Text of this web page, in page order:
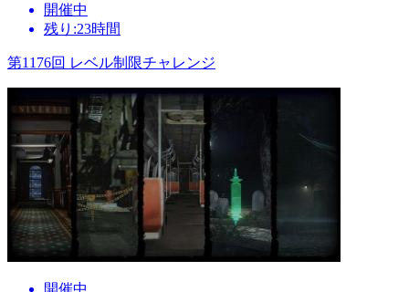
開催中
残り:23時間
第1176回 レベル制限チャレンジ
開催中